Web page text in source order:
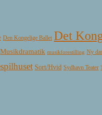
Den Kongelige Ballet Det
Musikdramatik musikforestilling Ny
Sort/Hvid Sydhavn Teater